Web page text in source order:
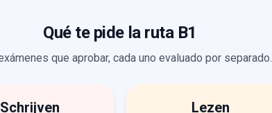
Qué te pide la ruta B1
que aprobar, cada uno evaluado por separado.
Schrijven Lezen